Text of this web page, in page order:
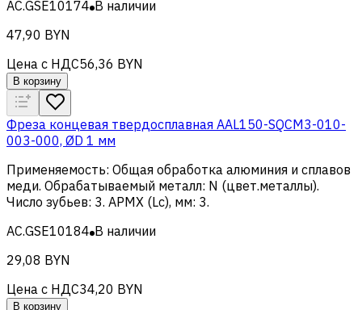
AC.GSE10174 В наличии
47,90 BYN
Цена с НДС56,36 BYN
В корзину
Фреза концевая твердосплавная AAL150-SQCM3-010-
003-000, ØD 1 мм
Применяемость: Общая обработка алюминия и сплавов
меди. Обрабатываемый металл: N (цвет.металлы).
Число зубьев: 3. APMX (Lc), мм: 3.
AC.GSE10184 В наличии
29,08 BYN
Цена с НДС34,20 BYN
В корзину